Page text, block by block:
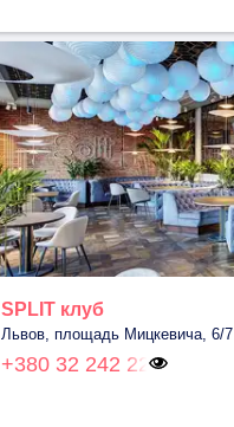
SPLIT клуб
Львов, площадь Мицкевича, 6/7
+380 32 242 22